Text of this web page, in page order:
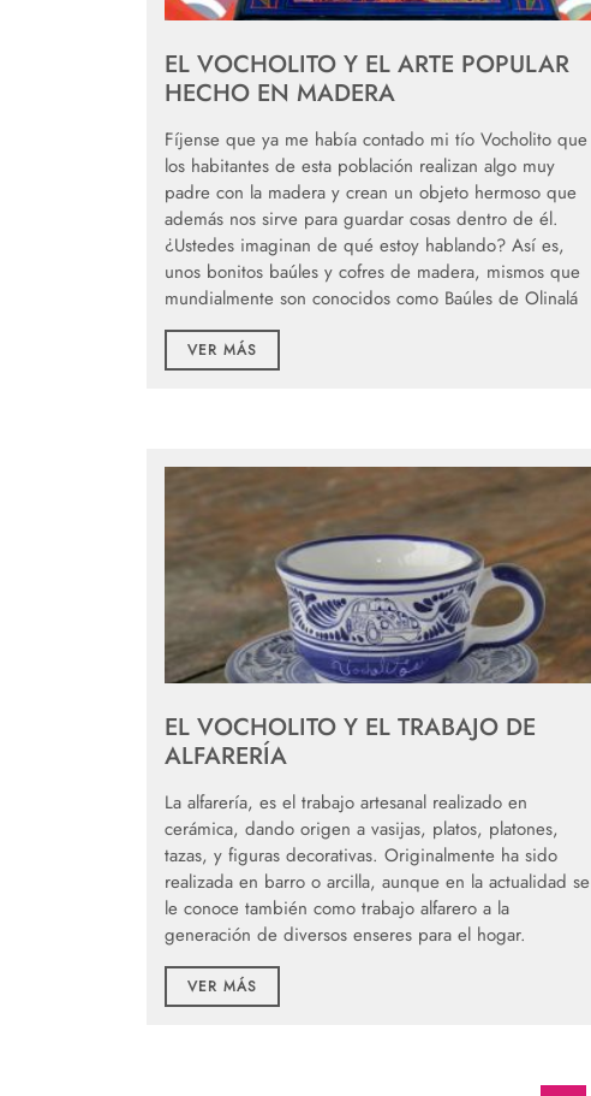
EL VOCHOLITO Y EL ARTE POPULAR
HECHO EN MADERA
Fíjense que ya me había contado mi tío Vocholito que
los habitantes de esta población realizan algo muy
padre con la madera y crean un objeto hermoso que
además nos sirve para guardar cosas dentro de él.
¿Ustedes imaginan de qué estoy hablando? Así es,
unos bonitos baúles y cofres de madera, mismos que
mundialmente son conocidos como Baúles de Olinalá
VER MÁS
EL VOCHOLITO Y EL TRABAJO DE
ALFARERÍA
La alfarería, es el trabajo artesanal realizado en
cerámica, dando origen a vasijas, platos, platones,
tazas, y figuras decorativas. Originalmente ha sido
realizada en barro o arcilla, aunque en la actualidad se
le conoce también como trabajo alfarero a la
generación de diversos enseres para el hogar.
VER MÁS